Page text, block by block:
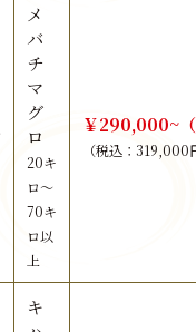
メ
バ
チ
マ
グ
ロ
20キ
ロ～
70キ
ロ以
上
￥290,000~
（税込：319,000
キ